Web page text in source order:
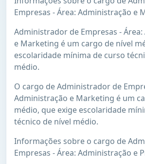
Empresas - Área: Administração e
Administrador de Empresas -
e Marketing é um cargo de nível
escolaridade mínima de curso
médio.
O cargo de Administrador de
Administração e Marketing é um
médio, que exige escolaridade
técnico de nível médio.
Informações sobre o cargo de
Empresas - Área: Administração e